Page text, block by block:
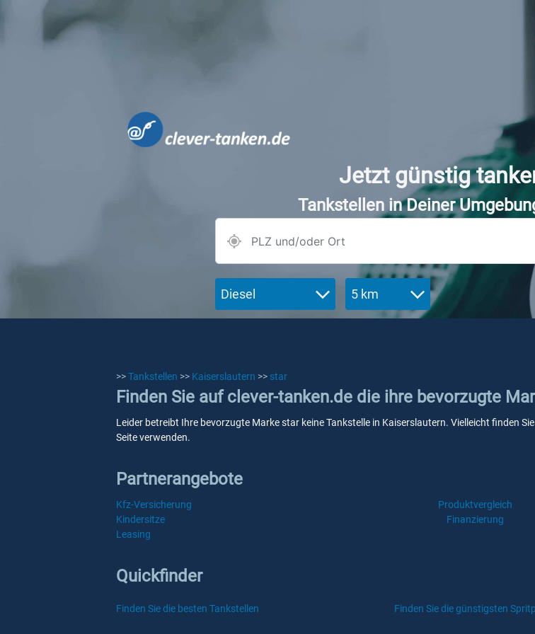
Jetzt günstig
Tankstellen in Deiner
Diesel 5 km
>>Tankstellen >> Kaiserslautern >> star
Finden Sie auf clever-tanken.de die ihre bevorzugte
Leider betreibt Ihre bevorzugte Marke star keine Tankstelle in Kaiserslautern. Vielleicht finden
Seite verwenden.
Partnerangebote
Kfz-Versicherung Produktvergleich
Kindersitze
Finanzierung
Leasing
Quickfinder
Finden Sie die besten Tankstellen Finden Sie die günstigsten